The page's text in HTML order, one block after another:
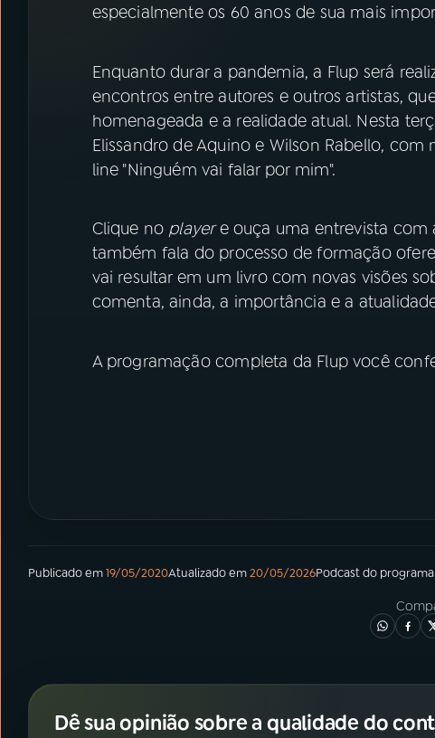
YouTube Facebook
Instagram X
especialmente os 60 anos de sua mais
Enquanto durar a pandemia, a Flup será
encontros entre autores e outros artistas,
homenageada e a realidade atual. Nesta
Elissandro de Aquino e Wilson Rabello,
line "Ninguém vai falar por mim".
Clique no playere ouça uma entrevista com
também fala do processo de formação
vai resultar em um livro com novas visões
comenta, ainda, a importância e a
A programação completa da Flup você
Publicado em19/05/2020Atualizado em20/05/2026Podcastdo programa
Dê sua opinião sobre a qualidade do